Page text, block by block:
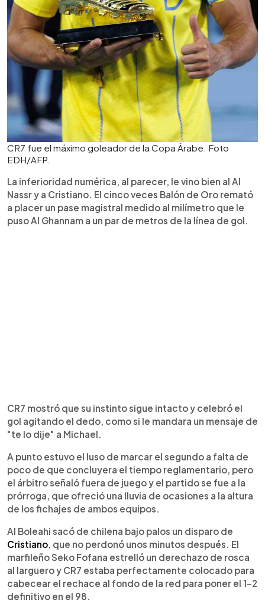
CR7 fue el máximo goleador de la Copa Árabe. Foto
EDH/AFP.
La inferioridad numérica, al parecer, le vino bien al Al
Nassr y a Cristiano. El cinco veces Balón de Oro remató
a placer un pase magistral medido al milímetro que le
puso Al Ghannam a un par de metros de la línea de gol.
CR7 mostró que su instinto sigue intacto y celebró el
gol agitando el dedo, como si le mandara un mensaje de
"te lo dije" a Michael.
A punto estuvo el luso de marcar el segundo a falta de
poco de que concluyera el tiempo reglamentario, pero
el árbitro señaló fuera de juego y el partido se fue a la
prórroga, que ofreció una lluvia de ocasiones a la altura
de los fichajes de ambos equipos.
Al Boleahi sacó de chilena bajo palos un disparo de
Cristiano, que no perdonó unos minutos después. El
marfileño Seko Fofana estrelló un derechazo de rosca
al larguero y CR7 estaba perfectamente colocado para
cabecear el rechace al fondo de la red para poner el 1-2
definitivo en el 98.